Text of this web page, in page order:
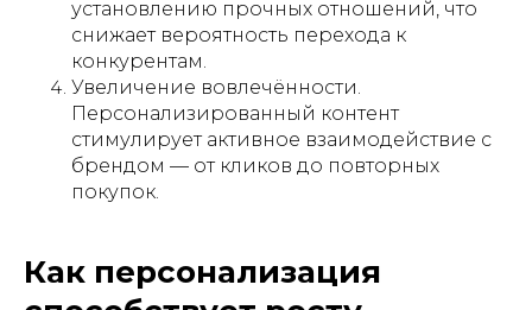
установлению прочных отношений, что
снижает вероятность перехода к
конкурентам.
Увеличение вовлечённости.
Персонализированный контент
стимулирует активное взаимодействие с
брендом — от кликов до повторных
покупок.
Как персонализация